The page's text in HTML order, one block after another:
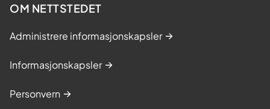
OM NETTSTEDET
Administrere informasjonskapsler
Informasjonskapsler
Personvern